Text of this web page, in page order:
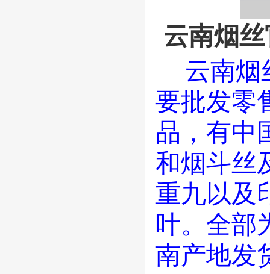
云南烟
云南烟
要批发零
品 ，有
和烟斗丝
重九以及
叶。全部
南产地发